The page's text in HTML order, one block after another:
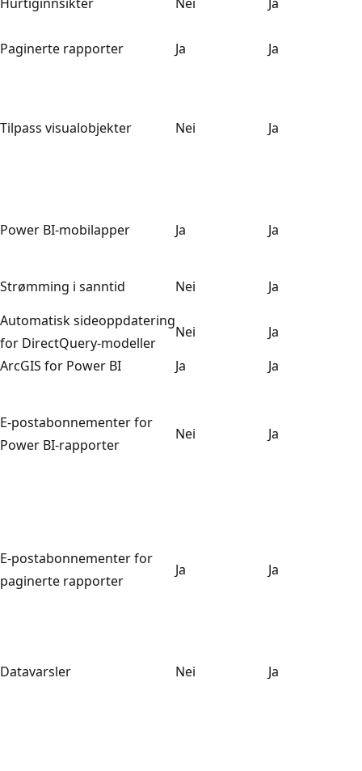
Paginerte rapporter Ja Ja
Tilpass visualobjekter Nei Ja
Power BI-mobilapper Ja Ja
Strømming i sanntid Nei
Ja
Automatisk sideoppdatering
for DirectQuery-modeller
Nei
Ja
ArcGIS for Power BI
Ja Ja
E-postabonnementer for
Power BI-rapporter
Nei Ja
E-postabonnementer for
paginerte rapporter
Ja Ja
Datavarsler Nei Ja